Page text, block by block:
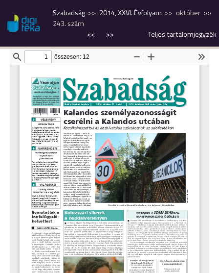
Szabadság 2014, XXVI. Évfolyam
október
243. szám
<<
>> Teljes tartalomjegyzék